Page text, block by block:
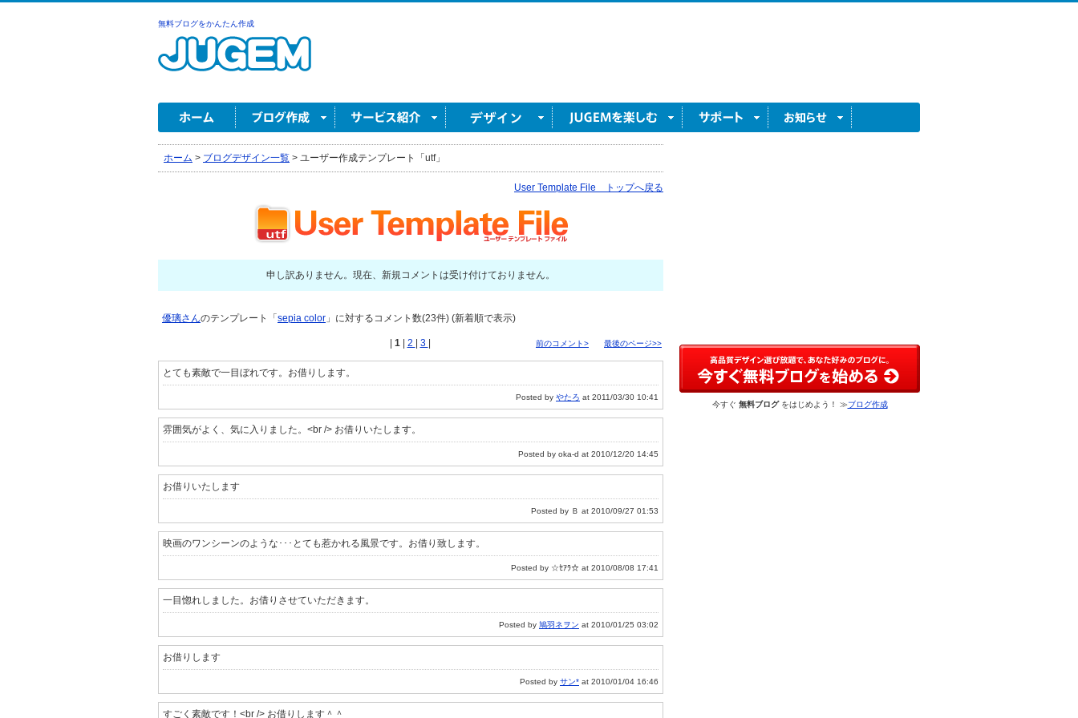
無料ブログをかんたん作成
ホーム > ブログデザイン一覧 > ユーザー作成テンプレート「utf」
User Template File トップへ戻る
申し訳ありません。現在、新規コメントは受け付けておりません。
優璃さんのテンプレート「 sepia color 」に対するコメント数(23件) (新着順で表示)
1 2 3 前のコメント> 最後のページ>>
とても素敵で一目ぼれです。お借りします。
Posted by やたろ at 2011/03/30 10:41
雰囲気がよく、気に入りました。<br /> お借りいたします。
Posted by oka-d at 2010/12/20 14:45
お借りいたします
Posted by Ｂ at 2010/09/27 01:53
映画のワンシーンのような･･･とても惹かれる風景です。お借り致します。
Posted by ☆ｾｱﾗ☆ at 2010/08/08 17:41
一目惚れしました。お借りさせていただきます。
Posted by 鳩羽ネヲン at 2010/01/25 03:02
お借りします
Posted by サン* at 2010/01/04 16:46
すごく素敵です！<br /> お借りします＾＾
今すぐ 無料ブログをはじめよう！ ≫ブログ作成